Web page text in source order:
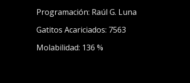
Programación: Raúl G. Luna
Gatitos Acariciados: 7563
Molabilidad: 136 %